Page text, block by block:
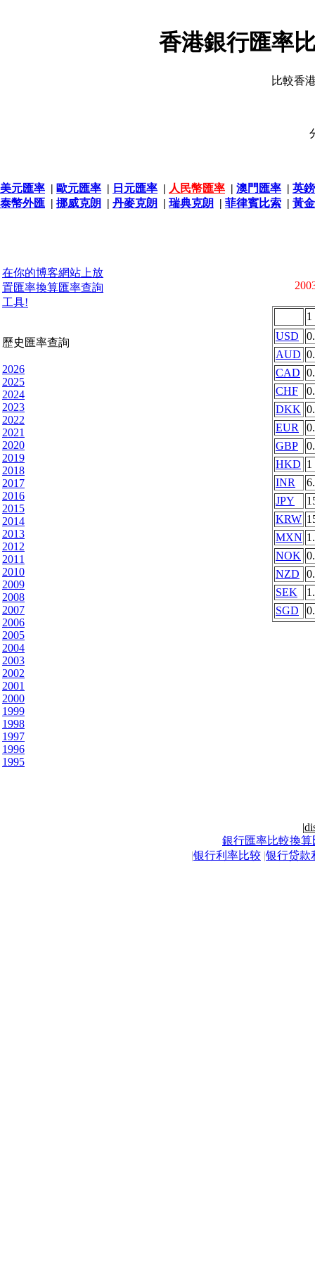
香港銀行匯率
比較香
美元匯率 | 歐元匯率 | 日元匯率 | 人民幣匯率 | 澳門匯率 | 英
泰幣外匯 | 挪威克朗 | 丹麥克朗 | 瑞典克朗 | 菲律賓比索 | 黃
在你的博客網站上放
置匯率換算匯率查詢
工具!
歷史匯率查詢
2026
2025
2024
2023
2022
2021
2020
2019
2018
2017
2016
2015
2014
2013
2012
2011
2010
2009
2008
2007
2006
2005
2004
2003
2002
2001
2000
1999
1998
1997
1996
1995
1
USD
AUD
CAD
CHF
DKK
EUR
GBP
HKD 1
INR
JPY
KRW
MXN
NOK
NZD
SEK
SGD
|
銀行匯率比較換算
|银行利率比较 |银行贷款